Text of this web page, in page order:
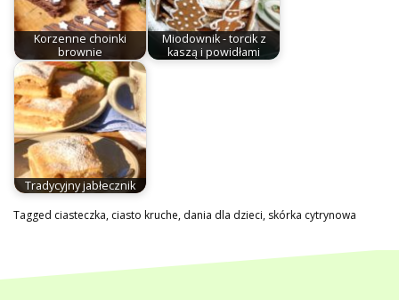
Korzenne choinki
brownie
Miodownik - torcik z
kaszą i powidłami
Tradycyjny jabłecznik
Tagged ciasteczka, ciasto kruche, dania dla dzieci, skórka cytrynowa